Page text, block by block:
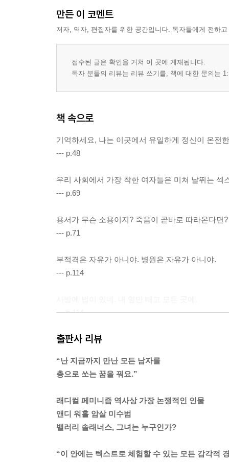
만든 이 코멘트
저자, 역자, 편집자를 위한 공간입니다. 독자들에게 전하
접수된 글은 확인을 거쳐 이 곳에 게재됩니다.
독자 분들의 리뷰는 리뷰 쓰기를, 책에 대한 문의는
책 속으로
기억하세요, 나는 이곳에서 유일하게 정신이 온전
--- p.48
우리 사회에서 가장 착한 여자들은 미쳐 날뛰는 섹
--- p.69
용서가 무슨 소용이지? 죽음이 곧바로 따라온다면?
--- p.71
부적격은 자유가 아니야. 병원은 자유가 아니야.
--- p.114
--- p.114
포기는 답이 아니고 지랄이 답이야.
난 진단서 따위 없어도 돼요. 메릴랜드대학교 학
--- p.125
죽음은 검다. 잠은 검다. 밤은 검다. 주위가 검으면
출판사 리뷰
“난 지금까지 만난 모든 남자를
총으로 쏘는 꿈을 꿔요.”
래디컬 페미니즘 역사상 가장 논쟁적인 인물
앤디 워홀 암살 미수범
밸러리 솔래너스, 그녀는 누구인가?
“이 안에는 텍스트로 체험할 수 있는 모든 감각적